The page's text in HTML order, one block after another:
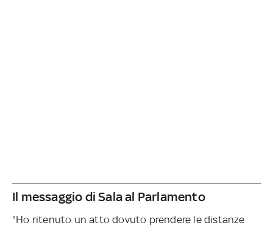
Il messaggio di Sala al Parlamento
"Ho ritenuto un atto dovuto prendere le distanze